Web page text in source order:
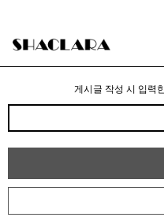
게시글 작성 시 입력